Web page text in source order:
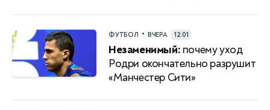
ФУТБОЛ • ВЧЕРА 12:01
Незаменимый: почему уход
Родри окончательно разрушит
«Манчестер Сити»